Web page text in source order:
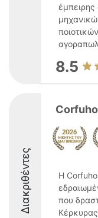
8.5
Διακριθέντες
Η
που